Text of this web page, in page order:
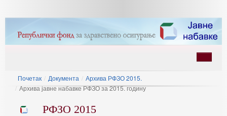
Почетак / Документа / Архива РФЗО 2015.
/ Архива јавне набавке РФЗО за 2015. годину
РФЗО 2015